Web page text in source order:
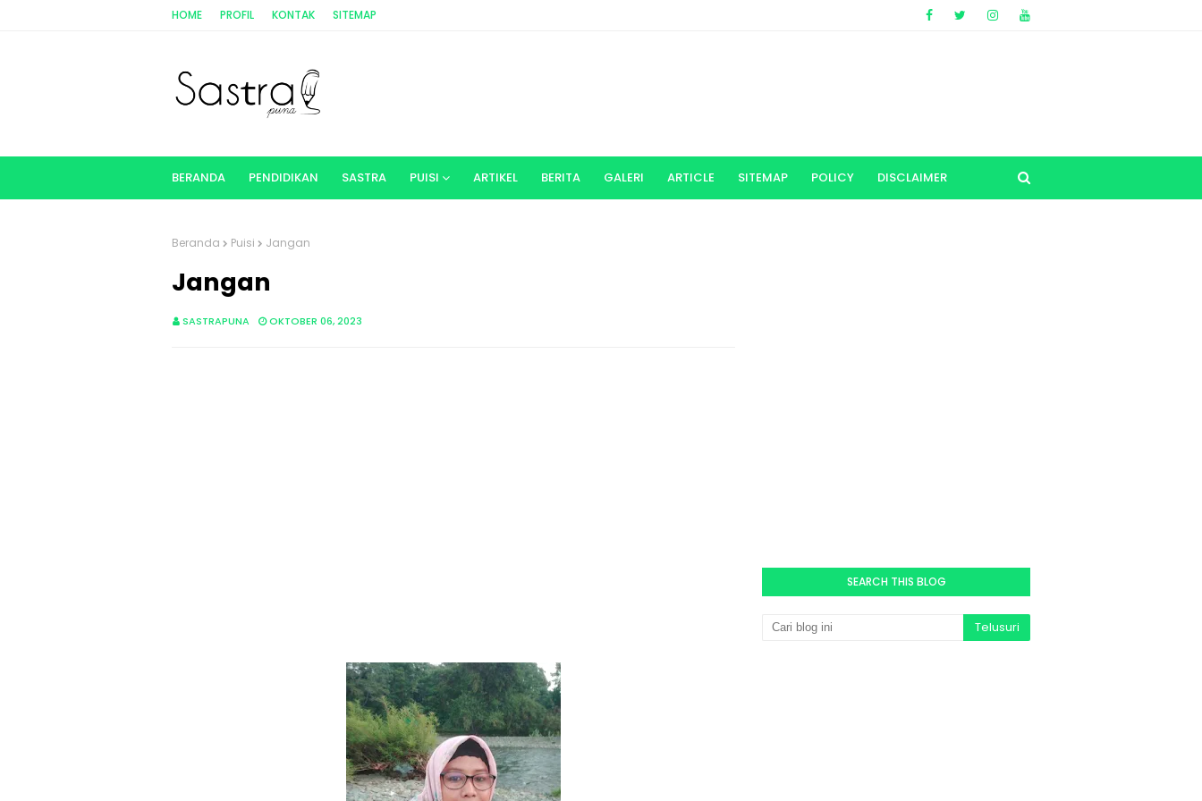
HOME PROFIL KONTAK SITEMAP
BERANDA PENDIDIKAN SASTRA PUISI ARTIKEL BERITA GALERI ARTICLE SITEMAP POLICY DISCLAIMER
Beranda Puisi Jangan
Jangan
SASTRAPUNA OKTOBER 06, 2023
SEARCH THIS BLOG